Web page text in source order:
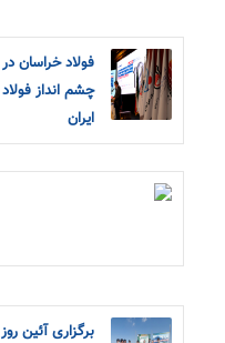
فولاد خراسان در
چشم انداز فولاد
ایران
برگزاری آئین روز